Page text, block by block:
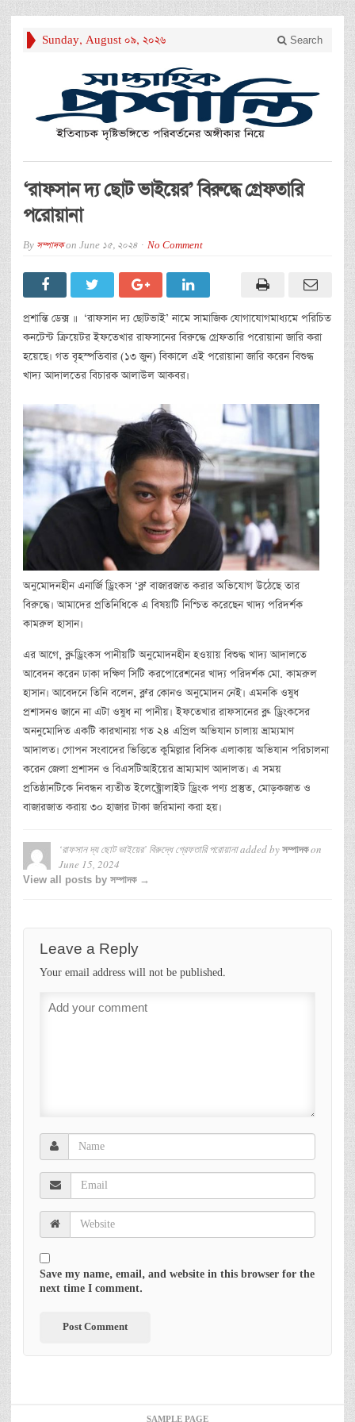
Sunday, August 09, 2026 Search
‘রাফসান দ্য ছোট ভাইয়ের’ বিরুদ্ধে গ্রেফতারি
পরোয়ানা
By সম্পাদকon June 15, 2024 No Comment
প্রশান্তি ডেক্স ॥ ‘রাফসান দ্য ছোটভাই’ নামে সামাজিক যোগাযোগমাধ্যমে পরিচিত
কনটেন্ট ক্রিয়েটর ইফতেখার রাফসানের বিরুদ্ধে গ্রেফতারি পরোয়ানা জারি করা
হয়েছে। গত বৃহস্পতিবার (১৩ জুন) বিকালে এই পরোয়ানা জারি করেন বিশুদ্ধ
খাদ্য আদালতের বিচারক আলাউল আকবর।
অনুমোদনহীন এনার্জি ড্রিংকস ‘ব্লু’ বাজারজাত করার অভিযোগ উঠেছে তার
বিরুদ্ধে। আমাদের প্রতিনিধিকে এ বিষয়টি নিশ্চিত করেছেন খাদ্য পরিদর্শক
কামরুল হাসান।
এর আগে, ব্লু-ড্রিংকস পানীয়টি অনুমোদনহীন হওয়ায় বিশুদ্ধ খাদ্য আদালতে
আবেদন করেন ঢাকা দক্ষিণ সিটি করপোরেশনের খাদ্য পরিদর্শক মো. কামরুল
হাসান। আবেদনে তিনি বলেন, ব্লু’র কোনও অনুমোদন নেই। এমনকি ওষুধ
প্রশাসনও জানে না এটা ওষুধ না পানীয়। ইফতেখার রাফসানের ব্লু- ড্রিংকসের
অননুমোদিত একটি কারখানায় গত ২৪ এপ্রিল অভিযান চালায় ভ্রাম্যমাণ
আদালত। গোপন সংবাদের ভিত্তিতে কুমিল্লার বিসিক এলাকায় অভিযান পরিচালনা
করেন জেলা প্রশাসন ও বিএসটিআইয়ের ভ্রাম্যমাণ আদালত। এ সময়
প্রতিষ্ঠানটিকে নিবন্ধন ব্যতীত ইলেক্ট্রোলাইট ড্রিংক পণ্য প্রস্তুত, মোড়কজাত ও
বাজারজাত করায় ৩০ হাজার টাকা জরিমানা করা হয়।
‘রাফসান দ্য ছোট ভাইয়ের’ বিরুদ্ধে গ্রেফতারি পরোয়ানাadded by সম্পাদকon
June 15, 2024
View all posts by সম্পাদক →
Leave a Reply
Your email address will not be published.
Save my name, email, and website in this browser for the
next time I comment.
SAMPLE PAGE